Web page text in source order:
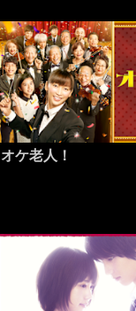
オケ老人！